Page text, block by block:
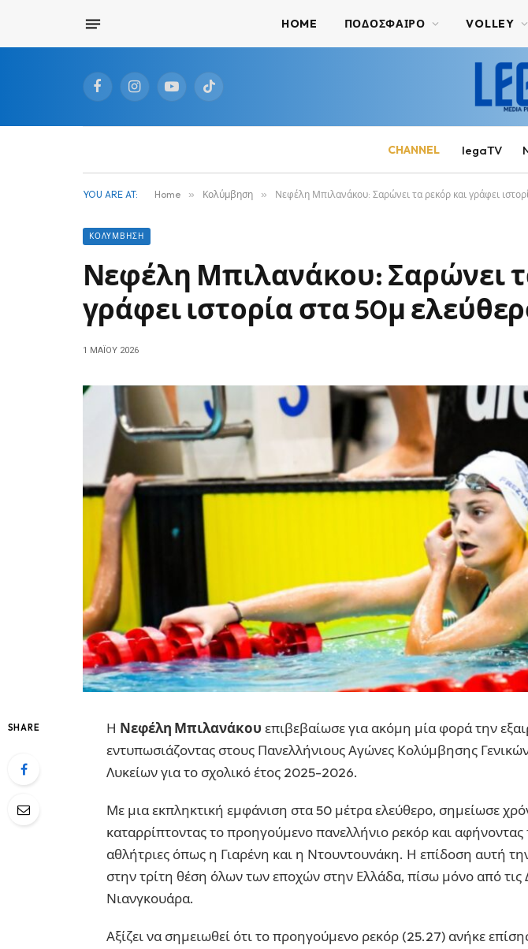
HOME ΠΟΔΟΣΦΑΙΡΟ VOLLEY
FacebookInstagramYouTubeTikTok
CHANNEL legaTV
YOU ARE AT: Home » Κολύμβηση » Νεφέλη Μπιλανάκου: Σαρώνει τα ρεκόρ και γράφει
ΚΟΛΎΜΒΗΣΗ
Νεφέλη Μπιλανάκου: Σαρώνει
γράφει ιστορία στα 50μ
1 ΜΑΪ́ΟΥ 2026
SHARE Η Νεφέλη Μπιλανάκου επιβεβαίωσε για ακόμη μία φορά την
εντυπωσιάζοντας στους Πανελλήνιους Αγώνες Κολύμβησης
Λυκείων για το σχολικό έτος 2025-2026.
Με μια εκπληκτική εμφάνιση στα 50 μέτρα ελεύθερο, σημείωσε
καταρρίπτοντας το προηγούμενο πανελλήνιο ρεκόρ και
αθλήτριες όπως η Γιαρένη και η Ντουντουνάκη. Η επίδοση αυτή
στην τρίτη θέση όλων των εποχών στην Ελλάδα, πίσω μόνο από τις
Νιανγκουάρα.
Αξίζει να σημειωθεί ότι το προηγούμενο ρεκόρ (25.27) ανήκε